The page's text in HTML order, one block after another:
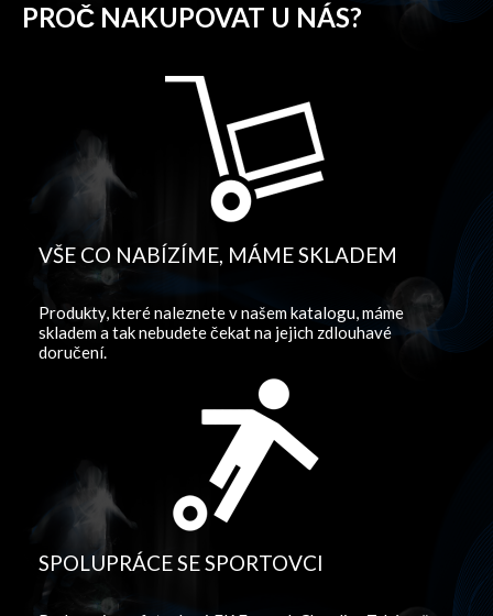
PROČ NAKUPOVAT U NÁS?
VŠE CO NABÍZÍME, MÁME SKLADEM
Produkty, které naleznete v našem katalogu, máme
skladem a tak nebudete čekat na jejich zdlouhavé
doručení.
SPOLUPRÁCE SE SPORTOVCI